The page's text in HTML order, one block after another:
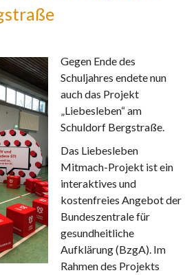
Gegen Ende des
Schuljahres endete nun
auch das Projekt
„Liebesleben“ am
Schuldorf Bergstraße.
Das Liebesleben
Mitmach-Projekt ist ein
interaktives und
kostenfreies Angebot der
Bundeszentrale für
gesundheitliche
Aufklärung (BzgA). Im
Rahmen des Projekts